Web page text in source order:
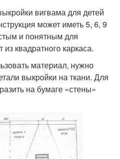
вигвама для детей
может иметь 5, 6, 9
и понятным для
квадратного каркаса.
материал, нужно
выкройки на ткани. Для
на бумаге «стены»